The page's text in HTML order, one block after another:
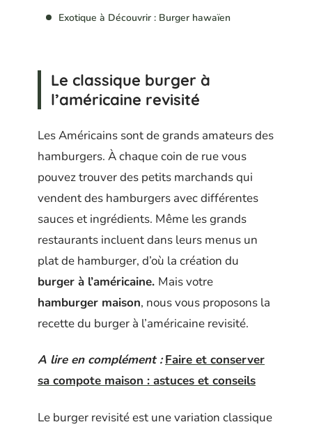
Exotique à Découvrir : Burger hawaïen
Le classique burger à
l’américaine revisité
Les Américains sont de grands amateurs des
hamburgers. À chaque coin de rue vous
pouvez trouver des petits marchands qui
vendent des hamburgers avec différentes
sauces et ingrédients. Même les grands
restaurants incluent dans leurs menus un
plat de hamburger, d’où la création du
burger à l’américaine. Mais votre
hamburger maison, nous vous proposons la
recette du burger à l’américaine revisité.
A lire en complément : Faire et conserver
sa compote maison : astuces et conseils
Le burger revisité est une variation classique